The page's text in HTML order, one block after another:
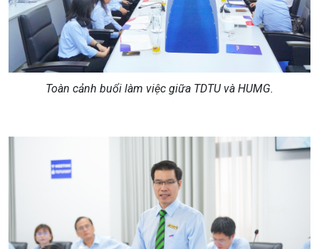
Toàn cảnh buổi làm việc giữa TDTU và HUMG.